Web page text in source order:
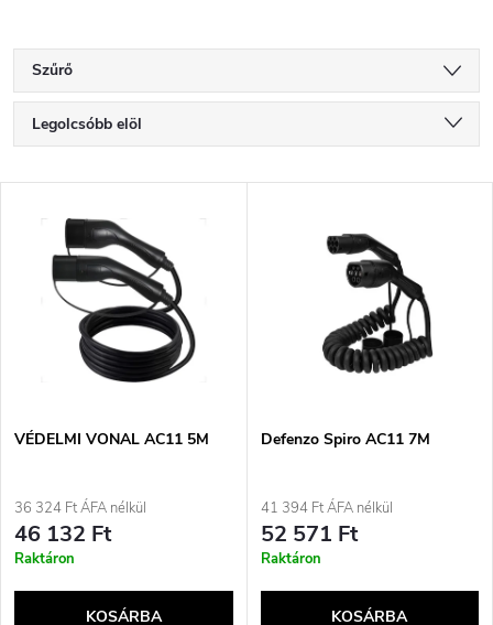
Szűrő
T
e
e
k
r
Legolcsóbb elöl
ABC szerint
é
e
k
VÉDELMI VONAL AC11 5M
36 324 Ft ÁFA nélkül
46 132 Ft
Raktáron
KOSÁRBA
Defenzo Spiro AC11 7M
41 394 Ft ÁFA nélkül
52 571 Ft
Raktáron
KOSÁRBA